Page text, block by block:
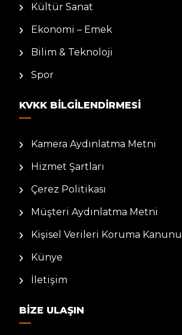
Kültür Sanat
Ekonomi – Emek
Bilim & Teknoloji
Spor
KVKK BILGILENDIRMESI
Kamera Aydınlatma Metni
Hizmet Şartları
Çerez Politikası
Müşteri Aydınlatma Metni
Kişisel Verileri Koruma Kanunu
Künye
İletişim
BIZE ULAŞIN